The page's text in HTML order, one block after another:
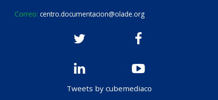
Correo: centro.documentacion@olade.org
Tweets by cubemediaco